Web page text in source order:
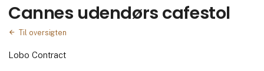
Cannes udendørs cafestol
Til oversigten
Lobo Contract